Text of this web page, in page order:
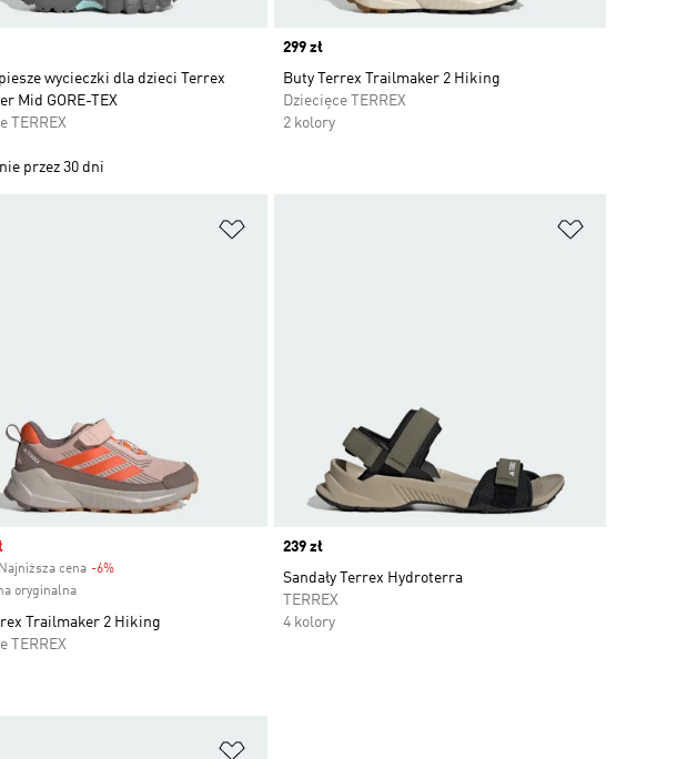
wycieczki dla dzieci Terrex
Mid GORE-TEX
TERREX
przez 30 dni
Price
299 zł
Buty Terrex Trailmaker 2 Hiking
Dziecięce TERREX
2 kolory
cena -6%
oryginalna
Trailmaker 2 Hiking
TERREX
Price
239 zł
Sandały Terrex Hydroterra
TERREX
4 kolory